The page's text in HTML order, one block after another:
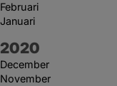
Februari
Januari
År:
2020
December
November